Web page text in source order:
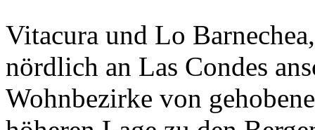
Vitacura und Lo
nördlich an Las Condes
Wohnbezirke von